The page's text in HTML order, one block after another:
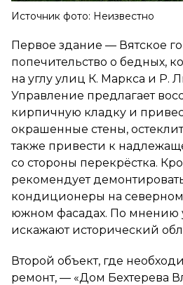
Источник фото: Неизвестно
Первое здание — Вятское
попечительство о бедных,
на углу улиц К. Маркса и Р.
Управление предлагает
кирпичную кладку и
окрашенные стены,
также привести к
со стороны перекрёстка.
рекомендует
кондиционеры на
южном фасадах. По мнению
искажают исторический
Второй объект, где
ремонт, — «Дом Бехтерева